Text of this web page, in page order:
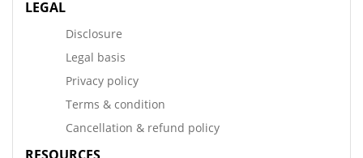
LEGAL
Disclosure
Legal basis
Privacy policy
Terms & condition
Cancellation & refund policy